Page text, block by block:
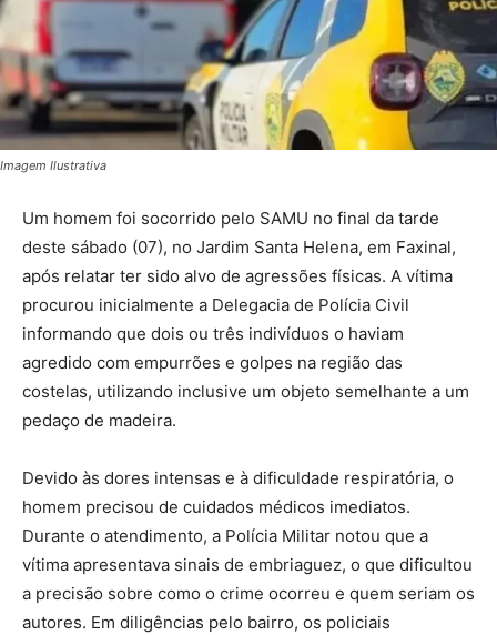
Imagem Ilustrativa
Um homem foi socorrido pelo SAMU no final da tarde
deste sábado (07), no Jardim Santa Helena, em Faxinal,
após relatar ter sido alvo de agressões físicas. A vítima
procurou inicialmente a Delegacia de Polícia Civil
informando que dois ou três indivíduos o haviam
agredido com empurrões e golpes na região das
costelas, utilizando inclusive um objeto semelhante a um
pedaço de madeira.
Devido às dores intensas e à dificuldade respiratória, o
homem precisou de cuidados médicos imediatos.
Durante o atendimento, a Polícia Militar notou que a
vítima apresentava sinais de embriaguez, o que dificultou
a precisão sobre como o crime ocorreu e quem seriam os
autores. Em diligências pelo bairro, os policiais